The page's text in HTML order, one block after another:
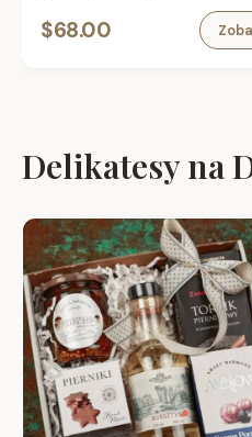
$68.00
Delikatesy na